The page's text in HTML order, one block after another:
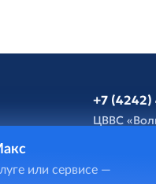
+7
ЦВВС
или сервисе —